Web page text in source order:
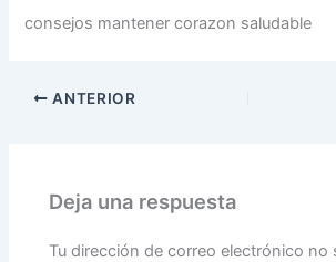
consejos mantener corazon saludable
ANTERIOR
Deja una respuesta
Tu dirección de correo electrónico no